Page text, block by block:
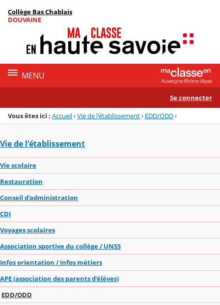
Menu de la rubrique
Contenu
Collège Bas Chablais
DOUVAINE
MENU
Se connecter
Vous êtes ici : Accueil›Vie de l'établissement› EDD/ODD›
Vie de l'établissement
Vie scolaire
Restauration
Conseil d'administration
CDI
Voyages scolaires
Association sportive du collège / UNSS
Infos orientation / Infos métiers
APE (association des parents d'élèves)
EDD/ODD